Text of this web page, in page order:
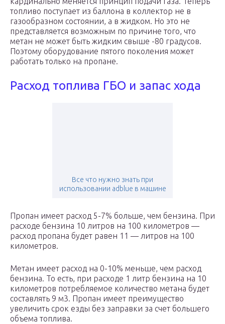
топливо поступает из баллона в коллектор не в
газообразном состоянии, а в жидком. Но это не
представляется возможным по причине того, что
метан не может быть жидким свыше -80 градусов.
Поэтому оборудование пятого поколения может
работать только на пропане.
Расход топлива ГБО и запас хода
Все что нужно знать при
использовании adblue в машине
Пропан имеет расход 5-7% больше, чем бензина. При
расходе бензина 10 литров на 100 километров —
расход пропана будет равен 11 — литров на 100
километров.
Метан имеет расход на 0-10% меньше, чем расход
бензина. То есть, при расходе 1 литр бензина на 10
километров потребляемое количество метана будет
составлять 9 м3. Пропан имеет преимущество
увеличить срок езды без заправки за счет большего
объема топлива.